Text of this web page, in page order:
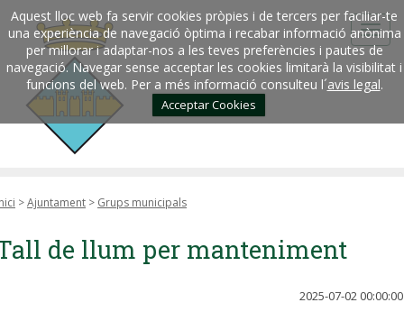
Aquest lloc web fa servir cookies pròpies i de tercers per faciliar-te
una experiència de navegació òptima i recabar informació anònima
per millorar i adaptar-nos a les teves preferències i pautes de
navegació. Navegar sense acceptar les cookies limitarà la visibilitat i
funcions del web. Per a més informació consulteu l´avis legal.
Acceptar Cookies
>Ajuntament > Grups municipals
de llum per manteniment
2025-07-02 00:00:00